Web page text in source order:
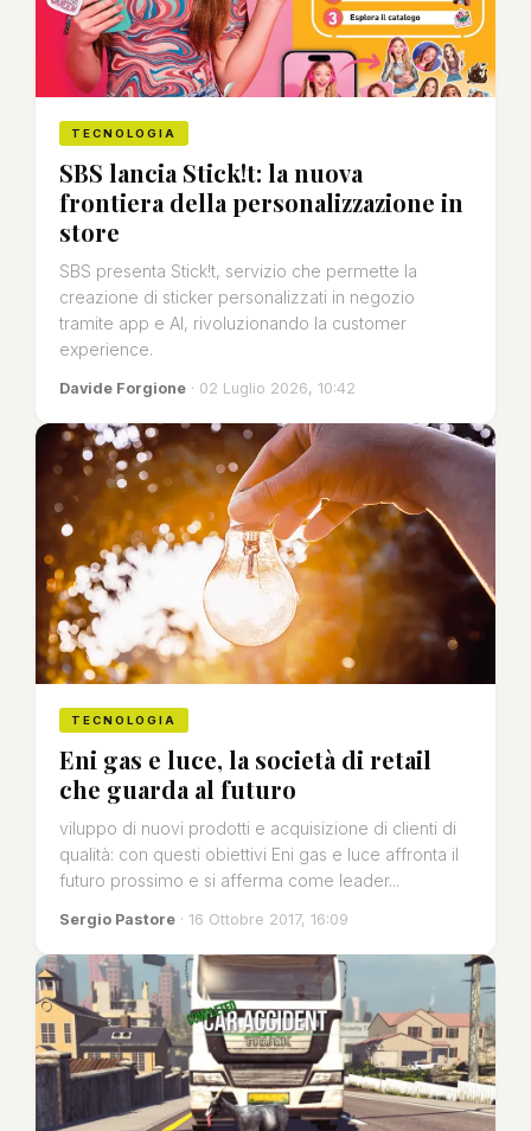
TECNOLOGIA
SBS lancia Stick!t: la nuova
frontiera della personalizzazione in
store
SBS presenta Stick!t, servizio che permette la
creazione di sticker personalizzati in negozio
tramite app e AI, rivoluzionando la customer
experience.
Davide Forgione · 02 Luglio 2026, 10:42
TECNOLOGIA
Eni gas e luce, la società di retail
che guarda al futuro
viluppo di nuovi prodotti e acquisizione di clienti di
qualità: con questi obiettivi Eni gas e luce affronta il
futuro prossimo e si afferma come leader...
Sergio Pastore · 16 Ottobre 2017, 16:09